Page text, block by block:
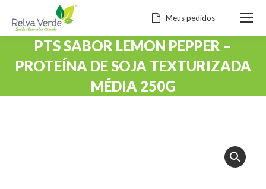
Meus pedidos
PTS SABOR LEMON PEPPER –
PROTEÍNA DE SOJA TEXTURIZADA
MÉDIA 250G